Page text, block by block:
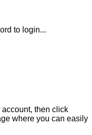
to login...
then click
where you can easily